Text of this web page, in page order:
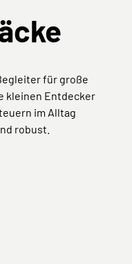
für große
kleinen Entdecker
im Alltag
robust.